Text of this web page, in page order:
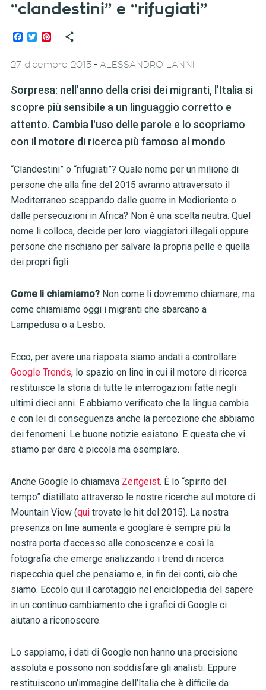
“clandestini” e “rifugiati”
Facebook
TwitterPinterest
27 dicembre 2015- ALESSANDRO LANNI
Sorpresa: nell'anno della crisi dei migranti, l'Italia si
scopre più sensibile a un linguaggio corretto e
attento. Cambia l'uso delle parole e lo scopriamo
con il motore di ricerca più famoso al mondo
“Clandestini” o “rifugiati”? Quale nome per un milione di
persone che alla fine del 2015 avranno attraversato il
Mediterraneo scappando dalle guerre in Medioriente o
dalle persecuzioni in Africa? Non è una scelta neutra. Quel
nome li colloca, decide per loro: viaggiatori illegali oppure
persone che rischiano per salvare la propria pelle e quella
dei propri figli.
Come li chiamiamo?Non come li dovremmo chiamare, ma
come chiamiamo oggi i migranti che sbarcano a
Lampedusa o a Lesbo.
Ecco, per avere una risposta siamo andati a controllare
Google Trends, lo spazio on line in cui il motore di ricerca
restituisce la storia di tutte le interrogazioni fatte negli
ultimi dieci anni. E abbiamo verificato che la lingua cambia
e con lei di conseguenza anche la percezione che abbiamo
dei fenomeni. Le buone notizie esistono. E questa che vi
stiamo per dare è piccola ma esemplare.
Anche Google lo chiamava Zeitgeist. È lo “spirito del
tempo” distillato attraverso le nostre ricerche sul motore di
Mountain View (quitrovate le hit del 2015). La nostra
presenza on line aumenta e googlare è sempre più la
nostra porta d’accesso alle conoscenze e così la
fotografia che emerge analizzando i trend di ricerca
rispecchia quel che pensiamo e, in fin dei conti, ciò che
siamo. Eccolo qui il carotaggio nel enciclopedia del sapere
in un continuo cambiamento che i grafici di Google ci
aiutano a riconoscere.
Lo sappiamo, i dati di Google non hanno una precisione
assoluta e possono non soddisfare gli analisti. Eppure
restituiscono un’immagine dell’Italia che è difficile da